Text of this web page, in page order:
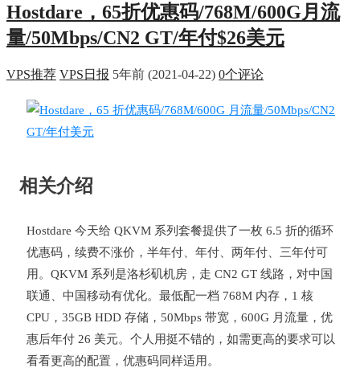
Hostdare，65折优惠码/768M/600G月流
量/50Mbps/CN2 GT/年付$26美元
VPS推荐 VPS日报 5年前 (2021-04-22) 0个评论
相关介绍
Hostdare 今天给 QKVM 系列套餐提供了一枚 6.5 折的循环
优惠码，续费不涨价，半年付、年付、两年付、三年付可
用。QKVM 系列是洛杉矶机房，走 CN2 GT 线路，对中国
联通、中国移动有优化。最低配一档 768M 内存，1 核
CPU，35GB HDD 存储，50Mbps 带宽，600G 月流量，优
惠后年付 26 美元。个人用挺不错的，如需更高的要求可以
看看更高的配置，优惠码同样适用。